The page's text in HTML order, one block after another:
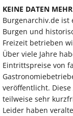
KEINE DATEN MEHR
Burgenarchiv.de ist
Burgen und
Freizeit betrieben
Über viele Jahre
Eintrittspreise von
veröffentlicht.
teilweise sehr
Leider haben